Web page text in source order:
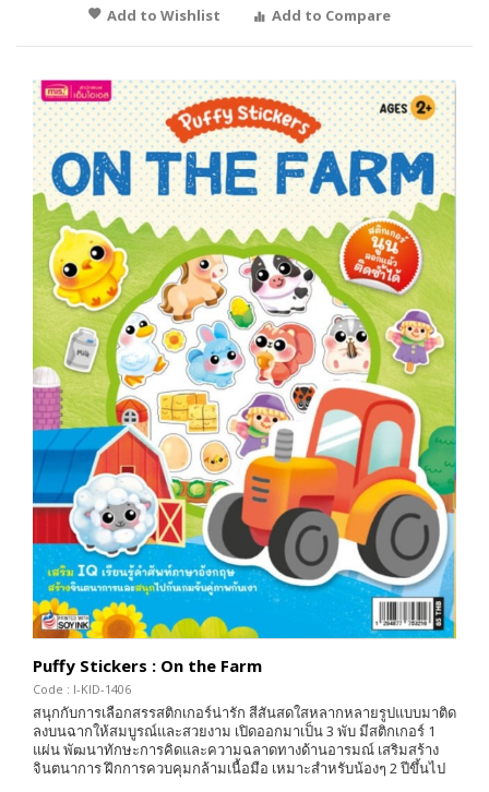
Add to Wishlist Add to Compare
Puffy Stickers : On the Farm
Code : I-KID-1406
สนุกกับการเลือกสรรสติกเกอร์น่ารัก สีสันสดใสหลากหลายรูปแบบมาติด
ลงบนฉากให้สมบูรณ์และสวยงาม เปิดออกมาเป็น 3 พับ มีสติกเกอร์ 1
แผ่น พัฒนาทักษะการคิดและความฉลาดทางด้านอารมณ์ เสริมสร้าง
จินตนาการ ฝึกการควบคุมกล้ามเนื้อมือ เหมาะสำหรับน้องๆ 2 ปีขึ้นไป